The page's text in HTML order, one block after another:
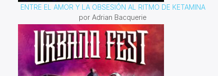
ENTRE EL AMOR Y LA OBSESIÓN AL RITMO DE KETAMINA
por Adrian Bacquerie